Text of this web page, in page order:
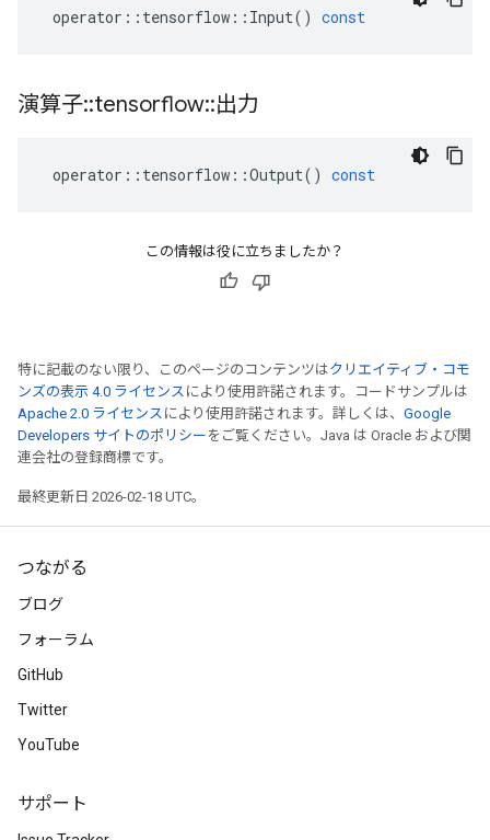
operator :: tensorflow :: Input() const
演算子::tensorflow::出力
operator :: tensorflow ::Output() const
この情報は役に立ちましたか？
特に記載のない限り、このページのコンテンツはクリエイティブ・コモ
ンズの表示 4.0 ライセンス により使用許諾されます。コードサンプルは
Apache 2.0 ライセンス により使用許諾されます。詳しくは、 Google
Developers サイトのポリシー をご覧ください。Java は Oracle および関
連会社の登録商標です。
最終更新日 2026-02-18 UTC。
つながる
ブログ
フォーラム
GitHub
Twitter
YouTube
サポート